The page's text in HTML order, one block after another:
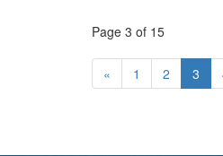
Page 3 of 15
« 1 2 3